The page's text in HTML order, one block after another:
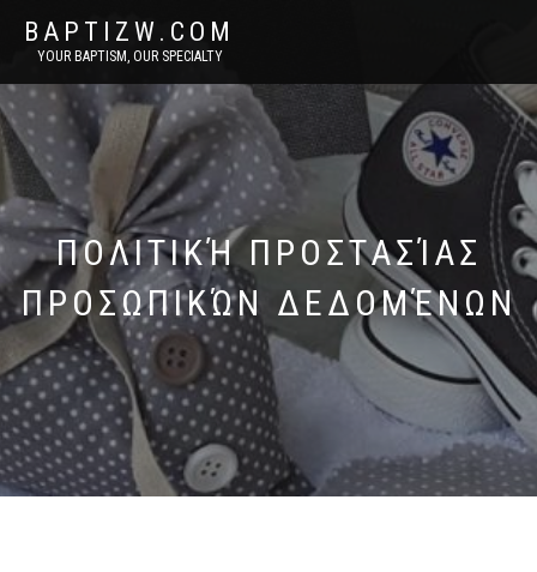
BAPTIZW.COM
YOUR BAPTISM, OUR SPECIALTY
ΠΟΛΙΤΙΚΉ ΠΡΟΣΤΑΣΊΑΣ
ΠΡΟΣΩΠΙΚΏΝ ΔΕΔΟΜΈΝΩΝ